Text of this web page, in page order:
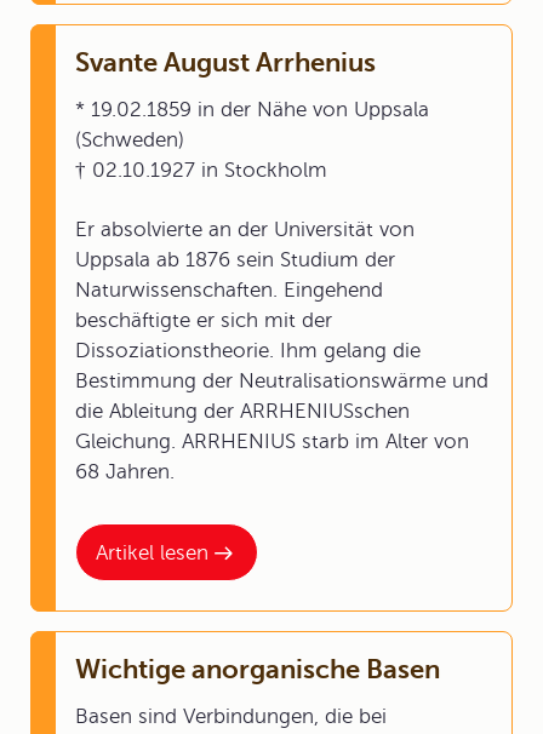
Artikel lesen
Svante August Arrhenius
* 19.02.1859 in der Nähe von Uppsala
(Schweden)
† 02.10.1927 in Stockholm
Er absolvierte an der Universität von
Uppsala ab 1876 sein Studium der
Naturwissenschaften. Eingehend
beschäftigte er sich mit der
Dissoziationstheorie. Ihm gelang die
Bestimmung der Neutralisationswärme und
die Ableitung der ARRHENIUSschen
Gleichung. ARRHENIUS starb im Alter von
68 Jahren.
Wichtige anorganische Basen
Basen sind Verbindungen, die bei